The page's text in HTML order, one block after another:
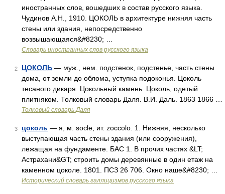
иностранных слов, вошедших в состав русского языка.
Чудинов А.Н., 1910. ЦОКОЛЬ в архитектуре нижняя часть
стены или здания, непосредственно
возвышающаяся&#8230; …
Словарь иностранных слов русского языка
2 ЦОКОЛЬ — муж., нем. подстенок, подстенье, часть стены
дома, от земли до облома, уступка подоконья. Цоколь
тесаного дикаря. Цокольный камень. Цоколь, одетый
плитняком. Толковый словарь Даля. В.И. Даль. 1863 1866 …
Толковый словарь Даля
3 цоколь — я, м. socle, ит. zoccolo. 1. Нижняя, несколько
выступающая часть стены здания (или сооружения),
лежащая на фундаменте. БАС 1. В прочих частях &LT;
Астрахани&GT; строить домы деревянные в один етаж на
каменном цоколе. 1801. ПСЗ 26 706. Окно наше&#8230; …
Исторический словарь галлицизмов русского языка